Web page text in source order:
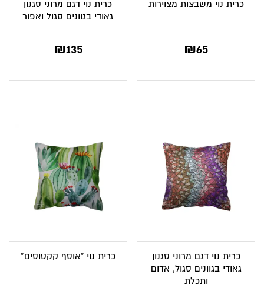
כרית נוי משבצות מצוירות
₪65
כרית נוי דגם מרוני סגנון
גאודי בגוונים סגול ואפור
₪135
כרית נוי דגם מרוני סגנון
גאודי בגוונים סגול, אדום
ותכלת
כרית נוי “אוסף קקטוסים”